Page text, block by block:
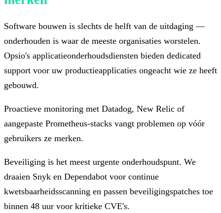
Software bouwen is slechts de helft van de uitdaging —
onderhouden is waar de meeste organisaties worstelen.
Opsio's applicatieonderhoudsdiensten bieden dedicated
support voor uw productieapplicaties ongeacht wie ze heeft
gebouwd.
Proactieve monitoring met Datadog, New Relic of
aangepaste Prometheus-stacks vangt problemen op vóór
gebruikers ze merken.
Beveiliging is het meest urgente onderhoudspunt. We
draaien Snyk en Dependabot voor continue
kwetsbaarheidsscanning en passen beveiligingspatches toe
binnen 48 uur voor kritieke CVE's.